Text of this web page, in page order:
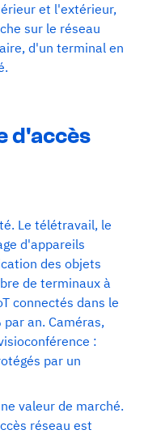
et l'extérieur,
sur le réseau
d'un terminal en
d'accès
Le télétravail, le
d'appareils
des objets
de terminaux à
connectés dans le
an. Caméras,
:
par un
valeur de marché.
réseau est